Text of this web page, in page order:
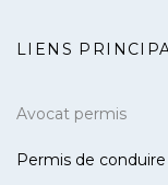
LIENS
Avocat permis
Permis de conduire